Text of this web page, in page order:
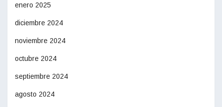
enero 2025
diciembre 2024
noviembre 2024
octubre 2024
septiembre 2024
agosto 2024